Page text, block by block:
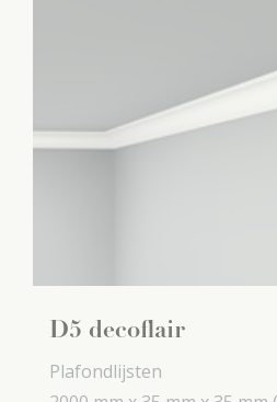
D5 decoflair
Plafondlijsten